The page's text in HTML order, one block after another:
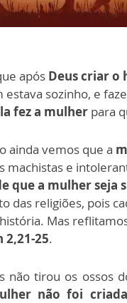
após Deus criar o
sozinho, e
fez a mulher para
ainda vemos que a
machistas e
que a mulher seja
das religiões, pois
Mas
2,21-25.
não tirou os ossos
não foi